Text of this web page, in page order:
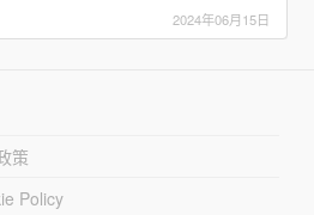
2024年06月15日
策
Policy